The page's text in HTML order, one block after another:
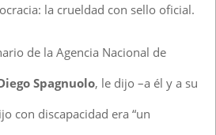
la crueldad con sello oficial.
de la Agencia Nacional de
Spagnuolo, le dijo –a él y a su
con discapacidad era “un